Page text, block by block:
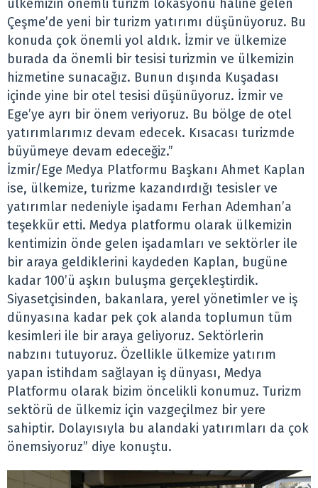
ülkemizin önemli turizm lokasyonu haline gelen
Çeşme’de yeni bir turizm yatırımı düşünüyoruz. Bu
konuda çok önemli yol aldık. İzmir ve ülkemize
burada da önemli bir tesisi turizmin ve ülkemizin
hizmetine sunacağız. Bunun dışında Kuşadası
içinde yine bir otel tesisi düşünüyoruz. İzmir ve
Ege’ye ayrı bir önem veriyoruz. Bu bölge de otel
yatırımlarımız devam edecek. Kısacası turizmde
büyümeye devam edeceğiz.”
İzmir/Ege Medya Platformu Başkanı Ahmet Kaplan
ise, ülkemize, turizme kazandırdığı tesisler ve
yatırımlar nedeniyle işadamı Ferhan Ademhan’a
teşekkür etti. Medya platformu olarak ülkemizin
kentimizin önde gelen işadamları ve sektörler ile
bir araya geldiklerini kaydeden Kaplan, bugüne
kadar 100’ü aşkın buluşma gerçekleştirdik.
Siyasetçisinden, bakanlara, yerel yönetimler ve iş
dünyasına kadar pek çok alanda toplumun tüm
kesimleri ile bir araya geliyoruz. Sektörlerin
nabzını tutuyoruz. Özellikle ülkemize yatırım
yapan istihdam sağlayan iş dünyası, Medya
Platformu olarak bizim öncelikli konumuz. Turizm
sektörü de ülkemiz için vazgeçilmez bir yere
sahiptir. Dolayısıyla bu alandaki yatırımları da çok
önemsiyoruz” diye konuştu.